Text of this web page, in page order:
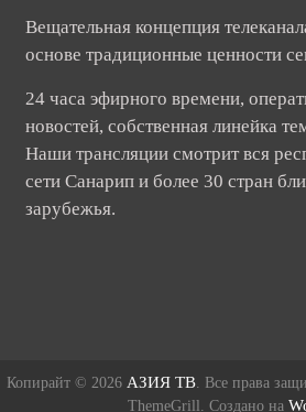
Вещательная концепция
основе традиционные ценности
24 часа эфирного времени,
новостей, собственная линейка
Наши трансляции смотрит вся
сети Санарип и более 30 стран
зарубежья.
Копирайт © 2026 АЗИЯ ТВ. Все права
ThemeGrill. Создано на